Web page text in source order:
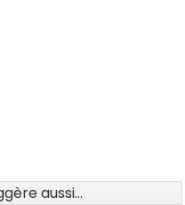
aussi...